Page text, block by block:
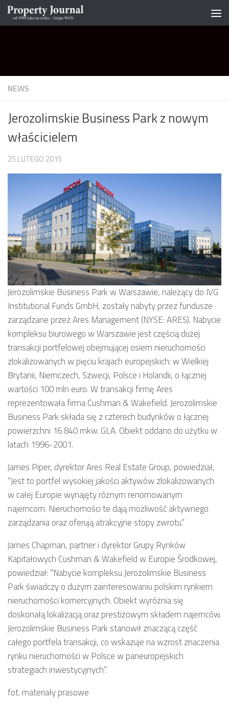
Skip to content
NEWS
Jerozolimskie Business Park z nowym
właścicielem
25 LUTEGO 2015
Jerozolimskie Business Park w Warszawie, należący do IVG
Institutional Funds GmbH, zostały nabyty przez fundusze
zarządzane przez Ares Management (NYSE: ARES). Nabycie
kompleksu biurowego w Warszawie jest częścią dużej
transakcji portfelowej obejmującej osiem nieruchomości
zlokalizowanych w pięciu krajach europejskich: w Wielkiej
Brytanii, Niemczech, Szwecji, Polsce i Holandii, o łącznej
wartości 100 mln euro. W transakcji firmę Ares
reprezentowała firma Cushman & Wakefield. Jerozolimskie
Business Park składa się z czterech budynków o łącznej
powierzchni 16 840 mkw. GLA. Obiekt oddano do użytku w
latach 1996-2001.
James Piper, dyrektor Ares Real Estate Group, powiedział,
“Jest to portfel wysokiej jakości aktywów zlokalizowanych
w całej Europie wynajęty różnym renomowanym
najemcom. Nieruchomości te dają możliwość aktywnego
zarządzania oraz oferują atrakcyjne stopy zwrotu.”
James Chapman, partner i dyrektor Grupy Rynków
Kapitałowych Cushman & Wakefield w Europie Środkowej,
powiedział: “Nabycie kompleksu Jerozolimskie Business
Park świadczy o dużym zainteresowaniu polskim rynkiem
nieruchomości komercyjnych. Obiekt wyróżnia się
doskonałą lokalizacją oraz prestiżowym składem najemców.
Jerozolimskie Business Park stanowił znaczącą część
całego portfela transakcji, co wskazuje na wzrost znaczenia
rynku nieruchomości w Polsce w paneuropejskich
strategiach inwestycyjnych”.
fot. materiały prasowe